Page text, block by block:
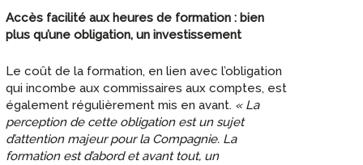
Accès facilité aux heures de formation : bien
plus qu’une obligation, un investissement
Le coût de la formation, en lien avec l’obligation
qui incombe aux commissaires aux comptes, est
également régulièrement mis en avant. « La
perception de cette obligation est un sujet
d’attention majeur pour la Compagnie. La
formation est d’abord et avant tout, un